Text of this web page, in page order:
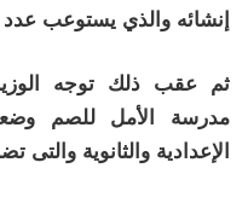
إنشائه والذي يستوعب عدد ٤٤٦ موظف.
ثم عقب ذلك توجه
مدرسة الأمل للصم
الإعدادية والثانوية والتى تضم